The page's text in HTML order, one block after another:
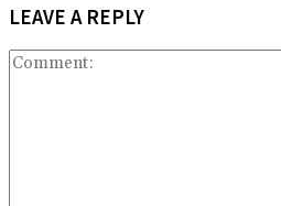
LEAVE A REPLY